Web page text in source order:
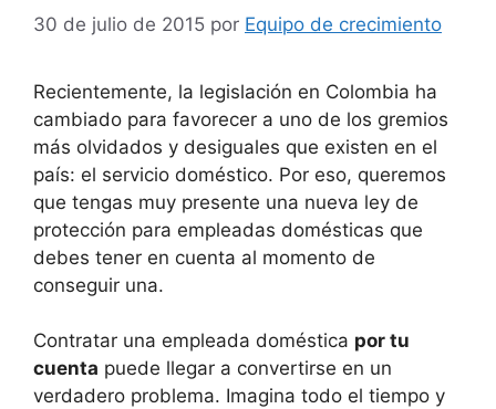
30 de julio de 2015 por Equipo de crecimiento
Recientemente, la legislación en Colombia ha
cambiado para favorecer a uno de los gremios
más olvidados y desiguales que existen en el
país: el servicio doméstico. Por eso, queremos
que tengas muy presente una nueva ley de
protección para empleadas domésticas que
debes tener en cuenta al momento de
conseguir una.
Contratar una empleada doméstica por tu
cuenta puede llegar a convertirse en un
verdadero problema. Imagina todo el tiempo y